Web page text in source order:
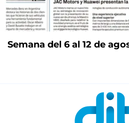
Semana del 6 al 12 de